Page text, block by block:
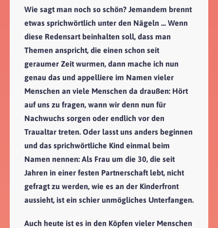
Wie sagt man noch so schön? Jemandem brennt
etwas sprichwörtlich unter den Nägeln … Wenn
diese Redensart beinhalten soll, dass man
Themen anspricht, die einen schon seit
geraumer Zeit wurmen, dann mache ich nun
genau das und appelliere im Namen vieler
Menschen an viele Menschen da draußen: Hört
auf uns zu fragen, wann wir denn nun für
Nachwuchs sorgen oder endlich vor den
Traualtar treten. Oder lasst uns anders beginnen
und das sprichwörtliche Kind einmal beim
Namen nennen: Als Frau um die 30, die seit
Jahren in einer festen Partnerschaft lebt, nicht
gefragt zu werden, wie es an der Kinderfront
aussieht, ist ein schier unmögliches Unterfangen.
Auch heute ist es in den Köpfen vieler Menschen